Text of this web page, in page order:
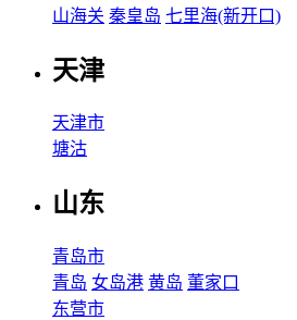
山海关 秦皇岛 七里海(新开口)
天津
天津市
塘沽
山东
青岛市
青岛 女岛港 黄岛 董家口
东营市